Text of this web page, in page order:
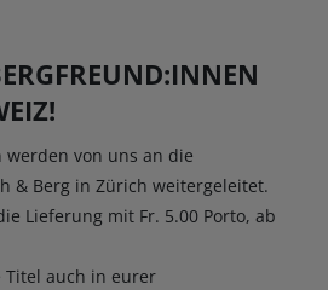
werden von uns an die
& Berg in Zürich weitergeleitet.
Lieferung mit Fr. 5.00 Porto, ab
auch in eurer